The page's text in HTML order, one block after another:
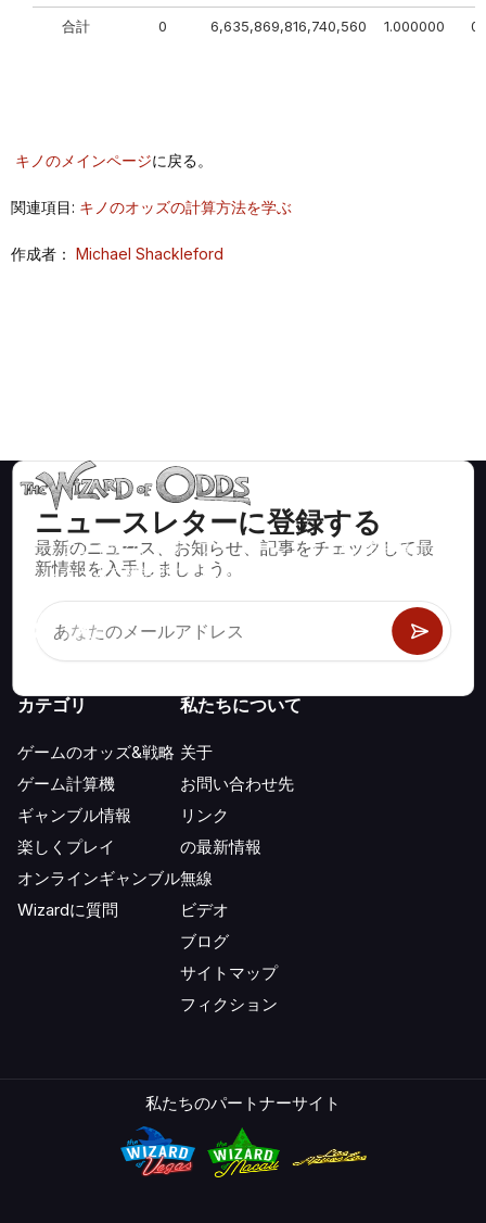
合計 0 6,635,869,816,740,560 1.000000
キノのメインページに戻る。
関連項目: キノのオッズの計算方法を学ぶ
作成者： Michael Shackleford
ニュースレターに登録する
最新のニュース、お知らせ、記事をチェックして最
新情報を入手しましょう。
ブラックジャック、クラップス、ルーレットなど、数百種類の
カジノゲームで数学的に正しい戦略と情報。
カテゴリ
ゲームのオッズ&戦略
ゲーム計算機
ギャンブル情報
楽しくプレイ
オンラインギャンブル
Wizardに質問
私たちについて
关于
お問い合わせ先
リンク
の最新情報
無線
ビデオ
ブログ
サイトマップ
フィクション
私たちのパートナーサイト